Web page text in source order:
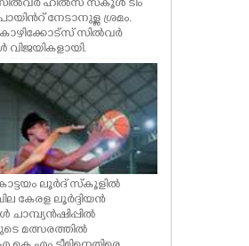
ഹിൽസ് സ്കൂൾ ടീം
നേടാനുള്ള ശ്രമം.
സിൽവർ
ലൂർദ് സ്കൂളിൽ
കേരള ലൂർദ്ദിയൻ
മത്സരത്തിൽ